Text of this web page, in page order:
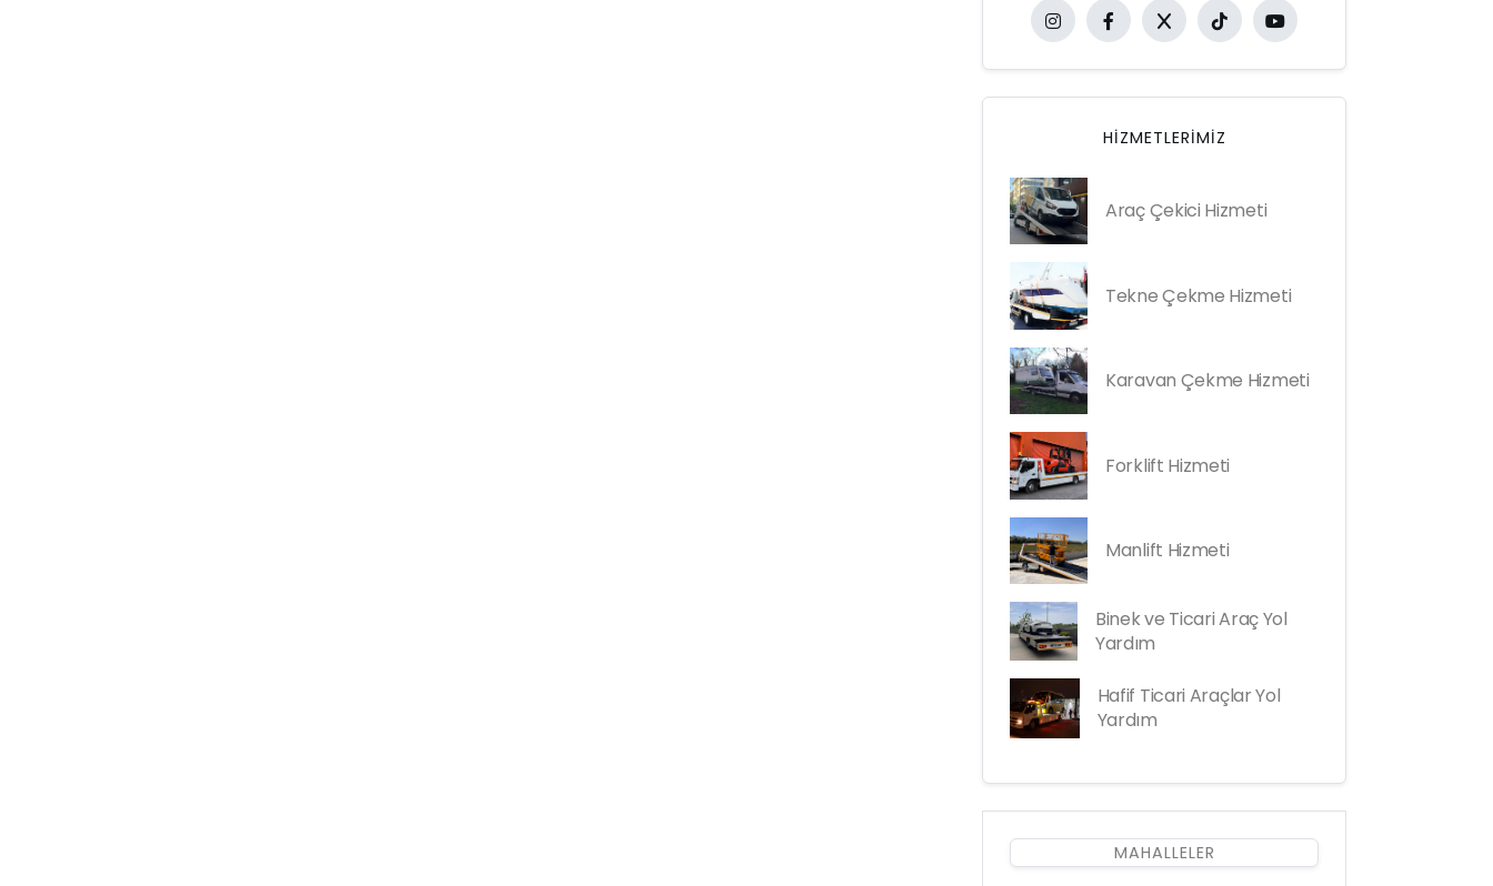
HIZMETLERIMIZ
Araç Çekici Hizmeti
Tekne Çekme Hizmeti
Karavan Çekme Hizmeti
Forklift Hizmeti
Manlift Hizmeti
Binek ve Ticari Araç Yol
Yardım
Hafif Ticari Araçlar Yol
Yardım
MAHALLELER